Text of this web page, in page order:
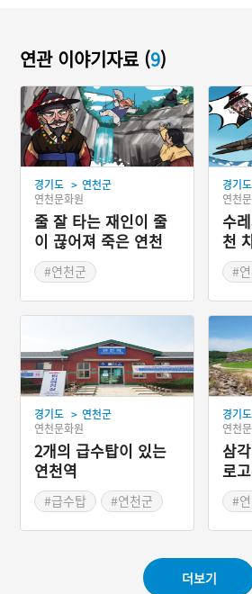
연관 이야기자료 (9)
경기도 > 연천군
연천문화원
줄 잘 타는 재인이 줄
이 끊어져 죽은 연천
재인폭포
#연천군
#연천지명유래
#드라마 촬영지
경기도
연천
수
천
#
#
경기도 > 연천군
연천문화원
2개의 급수탑이 있는
연천역
#급수탑
#연천군
경기도
연천
삼
로
#
더보기